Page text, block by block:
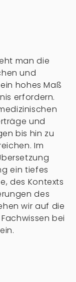
man die
und
hohes Maß
erfordern.
und
bis hin zu
Im
ein tiefes
des Kontexts
des
wir auf die
bei